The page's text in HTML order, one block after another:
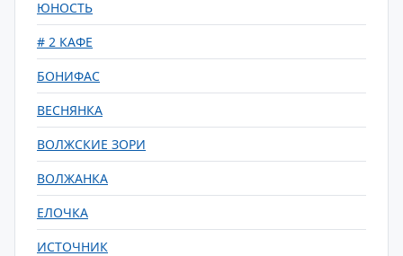
ЮНОСТЬ
# 2 КАФЕ
БОНИФАС
ВЕСНЯНКА
ВОЛЖСКИЕ ЗОРИ
ВОЛЖАНКА
ЕЛОЧКА
ИСТОЧНИК